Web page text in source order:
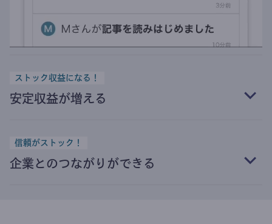
ストック収益になる！
安定収益が増える
信頼がストック！
企業とのつながりができる